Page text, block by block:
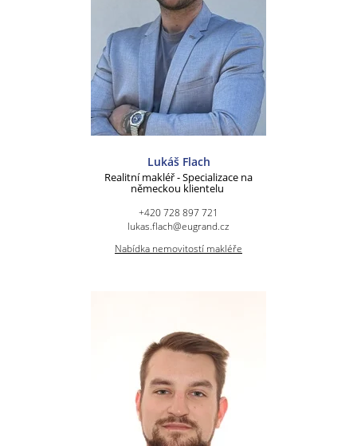
Lukáš Flach
Realitní makléř - Specializace na
německou klientelu
+420 728 897 721
lukas.flach@eugrand.cz
Nabídka nemovitostí makléře